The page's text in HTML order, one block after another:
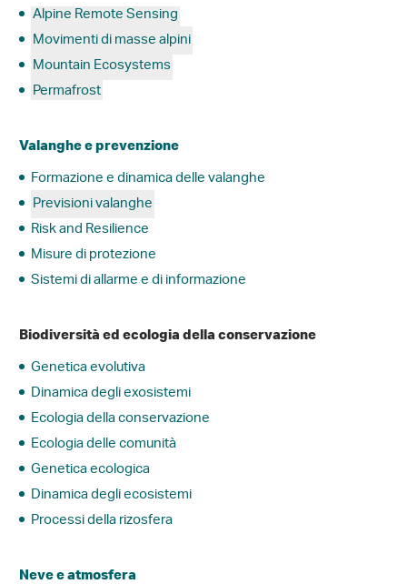
Alpine Remote Sensing
Movimenti di masse alpini
Mountain Ecosystems
Permafrost
Valanghe e prevenzione
Formazione e dinamica delle valanghe
Previsioni valanghe
Risk and Resilience
Misure di protezione
Sistemi di allarme e di informazione
Biodiversità ed ecologia della conservazione
Genetica evolutiva
Dinamica degli exosistemi
Ecologia della conservazione
Ecologia delle comunità
Genetica ecologica
Dinamica degli ecosistemi
Processi della rizosfera
Neve e atmosfera